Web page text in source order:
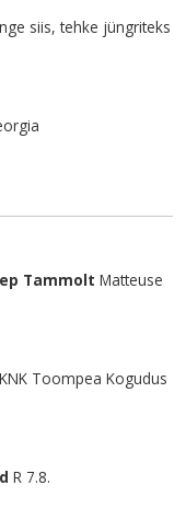
siis, tehke jüngriteks
Tammolt Matteuse
Toompea Kogudus
R 7.8.